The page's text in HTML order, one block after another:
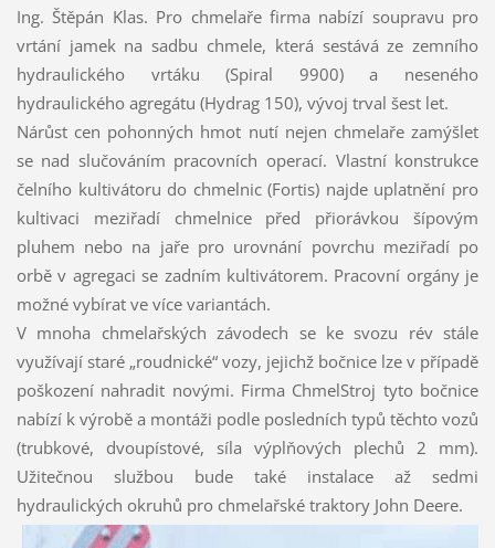
Ing. Štěpán Klas. Pro chmelaře firma nabízí soupravu pro
vrtání jamek na sadbu chmele, která sestává ze zemního
hydraulického vrtáku (Spiral 9900) a neseného
hydraulického agregátu (Hydrag 150), vývoj trval šest let.
Nárůst cen pohonných hmot nutí nejen chmelaře zamýšlet
se nad slučováním pracovních operací. Vlastní konstrukce
čelního kultivátoru do chmelnic (Fortis) najde uplatnění pro
kultivaci meziřadí chmelnice před přiorávkou šípovým
pluhem nebo na jaře pro urovnání povrchu meziřadí po
orbě v agregaci se zadním kultivátorem. Pracovní orgány je
možné vybírat ve více variantách.
V mnoha chmelařských závodech se ke svozu rév stále
využívají staré „roudnické“ vozy, jejichž bočnice lze v případě
poškození nahradit novými. Firma ChmelStroj tyto bočnice
nabízí k výrobě a montáži podle posledních typů těchto vozů
(trubkové, dvoupístové, síla výplňových plechů 2 mm).
Užitečnou službou bude také instalace až sedmi
hydraulických okruhů pro chmelařské traktory John Deere.